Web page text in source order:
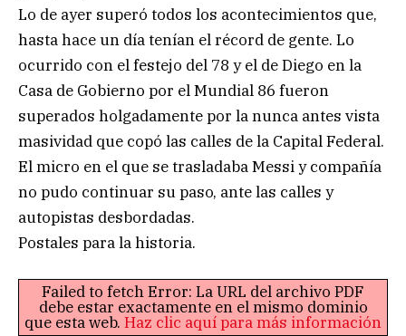
Lo de ayer superó todos los acontecimientos que,
hasta hace un día tenían el récord de gente. Lo
ocurrido con el festejo del 78 y el de Diego en la
Casa de Gobierno por el Mundial 86 fueron
superados holgadamente por la nunca antes vista
masividad que copó las calles de la Capital Federal.
El micro en el que se trasladaba Messi y compañía
no pudo continuar su paso, ante las calles y
autopistas desbordadas.
Postales para la historia.
Failed to fetch Error: La URL del archivo PDF
debe estar exactamente en el mismo dominio
que esta web. Haz clic aquí para más información